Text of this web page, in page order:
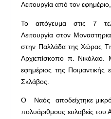
Λειτουργία από τον
Το απόγευμα στις 7
Λειτουργία στον
στην Παλλάδα της Χώρας
Αρχιεπίσκοπο π. Νικόλαο.
εφημέριος της
Σκλάβος.
Ο Ναός αποδείχτηκε
πολυάριθμους ευλαβείς